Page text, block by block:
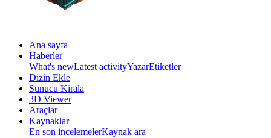
Ana sayfa
Haberler
What's newLatest activityYazarEtiketler
Dizin Ekle
Sunucu Kirala
3D Viewer
Araçlar
Kaynaklar
En son incelemelerKaynak ara